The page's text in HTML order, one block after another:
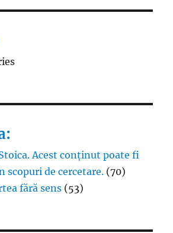
Acest conținut poate fi
scopuri de cercetare. (70)
fără sens (53)